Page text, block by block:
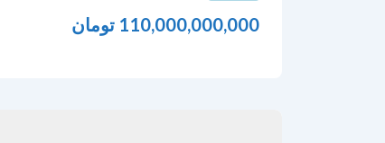
110,000,000,000 تومان